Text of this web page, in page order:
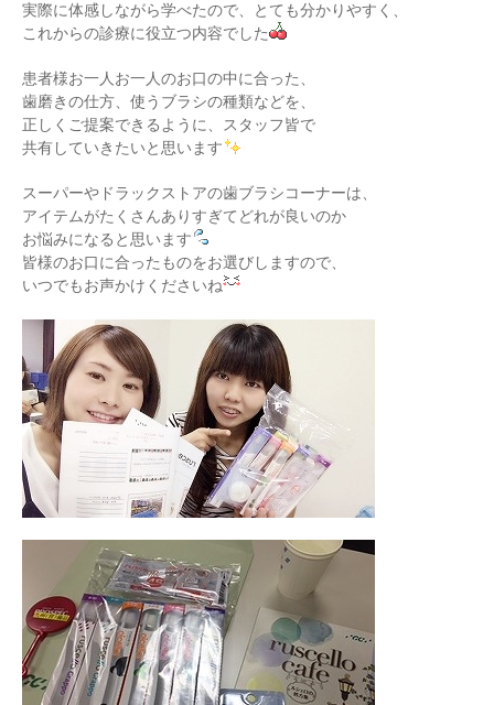
実際に体感しながら学べたので、とても分かりやすく、
これからの診療に役立つ内容でした
患者様お一人お一人のお口の中に合った、
歯磨きの仕方、使うブラシの種類などを、
正しくご提案できるように、スタッフ皆で
共有していきたいと思います
スーパーやドラックストアの歯ブラシコーナーは、
アイテムがたくさんありすぎてどれが良いのか
お悩みになると思います
皆様のお口に合ったものをお選びしますので、
いつでもお声かけくださいね